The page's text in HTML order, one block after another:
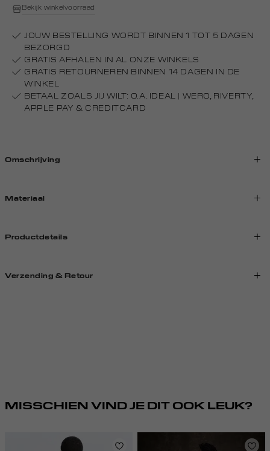
Bekijk winkelvoorraad
JOUW BESTELLING WORDT BINNEN 1 TOT 5 DAGEN
BEZORGD
GRATIS AFHALEN IN AL ONZE WINKELS
GRATIS RETOURNEREN BINNEN 14 DAGEN IN DE
WINKEL
BETAAL ZOALS JIJ WILT: O.A. IDEAL | WERO, RIVERTY,
APPLE PAY & CREDITCARD
Omschrijving
Materiaal
Productdetails
Verzending & Retour
MISSCHIEN VIND JE DIT OOK LEUK?